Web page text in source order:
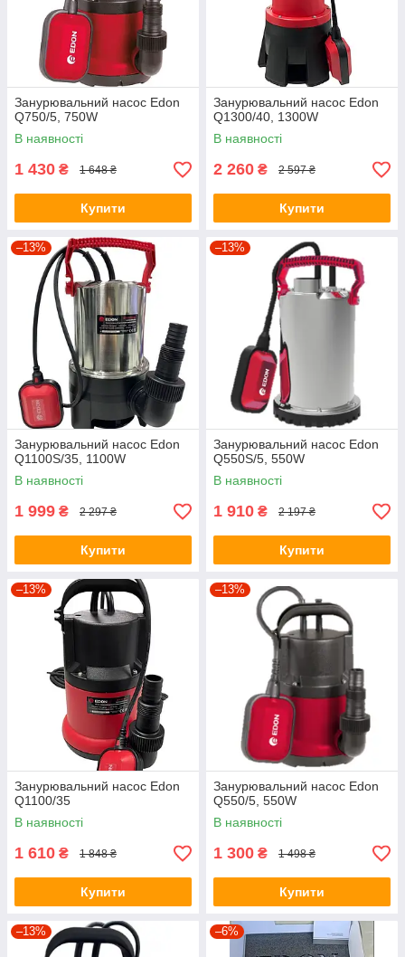
Занурювальний насос Edon
Q750/5, 750W
В наявності
1 430 ₴ 1 648 ₴
Купити
Занурювальний насос Edon
Q1300/40, 1300W
В наявності
2 260 ₴ 2 597 ₴
Купити
–13%
Занурювальний насос Edon
Q1100S/35, 1100W
В наявності
1 999 ₴ 2 297 ₴
Купити
–13%
Занурювальний насос Edon
Q550S/5, 550W
В наявності
1 910 ₴ 2 197 ₴
Купити
–13%
Занурювальний насос Edon
Q1100/35
В наявності
1 610 ₴ 1 848 ₴
Купити
–13%
Занурювальний насос Edon
Q550/5, 550W
В наявності
1 300 ₴ 1 498 ₴
Купити
–13% –6%